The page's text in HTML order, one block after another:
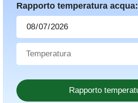
Rapporto temperatura acqua: